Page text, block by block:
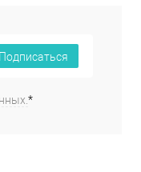
Подписаться
*